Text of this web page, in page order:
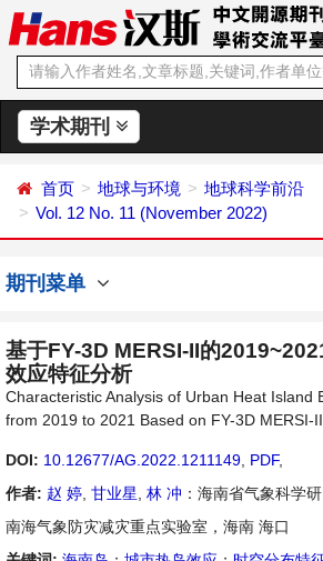
学术期刊
首页 地球与环境
地球科学前沿
Vol. 12 No. 11 (November 2022)
期刊菜单
基于FY-3D MERSI-II的
效应特征分析
Characteristic Analysis of Urban Heat Island
from 2019 to 2021 Based on FY-3D MERSI-II
DOI: 10.12677/AG.2022.1211149 PDF,
作者: 赵 婷 甘业星 林 冲 ：海南省气象科学
南海气象防灾减灾重点实验室，海南 海口